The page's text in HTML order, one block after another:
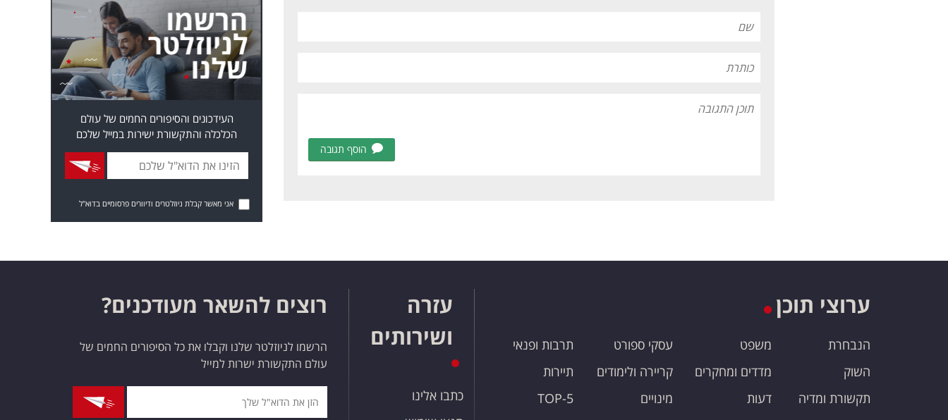
הוסף תגובה
העידכונים והסיפורים החמים של עולם
הכלכלה והתקשורת ישירות במייל שלכם
אני מאשר קבלת ניוזלטרים ודיוורים פרסומיים בדוא"ל
ערוצי תוכן
הנבחרת
השוק
תקשורת ומדיה
משפט
מדדים ומחקרים
דעות
עסקי ספורט
קריירה ולימודים
מינויים
תרבות ופנאי
תיירות
TOP-5
עזרה
ושירותים
כתבו אלינו
רוצים להשאר מעודכנים?
הרשמו לניוזלטר שלנו וקבלו את כל הסיפורים החמים של
עולם התקשורת ישרות למייל